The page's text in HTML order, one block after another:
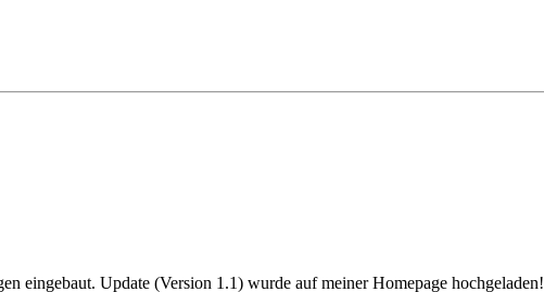
eingebaut. Update (Version 1.1) wurde auf meiner Homepage hochgeladen!